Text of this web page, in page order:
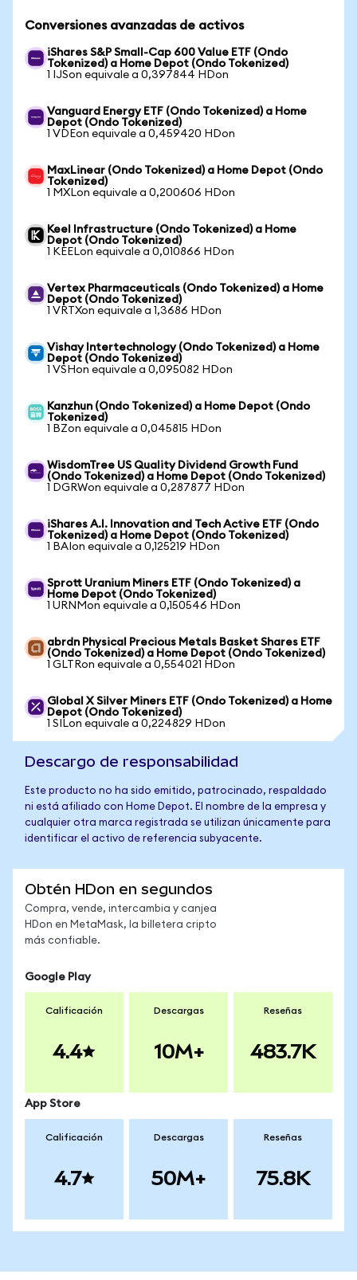
Conversiones avanzadas de activos
iShares S&P Small-Cap 600 Value ETF (Ondo
Tokenized) a Home Depot (Ondo Tokenized)
1 IJSon equivale a 0,397844 HDon
Vanguard Energy ETF (Ondo Tokenized) a Home
Depot (Ondo Tokenized)
1 VDEon equivale a 0,459420 HDon
MaxLinear (Ondo Tokenized) a Home Depot (Ondo
Tokenized)
1 MXLon equivale a 0,200606 HDon
Keel Infrastructure (Ondo Tokenized) a Home
Depot (Ondo Tokenized)
1 KEELon equivale a 0,010866 HDon
Vertex Pharmaceuticals (Ondo Tokenized) a Home
Depot (Ondo Tokenized)
1 VRTXon equivale a 1,3686 HDon
Vishay Intertechnology (Ondo Tokenized) a Home
Depot (Ondo Tokenized)
1 VSHon equivale a 0,095082 HDon
Kanzhun (Ondo Tokenized) a Home Depot (Ondo
Tokenized)
1 BZon equivale a 0,045815 HDon
WisdomTree US Quality Dividend Growth Fund
(Ondo Tokenized) a Home Depot (Ondo Tokenized)
1 DGRWon equivale a 0,287877 HDon
iShares A.I. Innovation and Tech Active ETF (Ondo
Tokenized) a Home Depot (Ondo Tokenized)
1 BAIon equivale a 0,125219 HDon
Sprott Uranium Miners ETF (Ondo Tokenized) a
Home Depot (Ondo Tokenized)
1 URNMon equivale a 0,150546 HDon
abrdn Physical Precious Metals Basket Shares ETF
(Ondo Tokenized) a Home Depot (Ondo Tokenized)
1 GLTRon equivale a 0,554021 HDon
Global X Silver Miners ETF (Ondo Tokenized) a Home
Depot (Ondo Tokenized)
1 SILon equivale a 0,224829 HDon
Descargo de responsabilidad
Este producto no ha sido emitido, patrocinado, respaldado
ni está afiliado con Home Depot. El nombre de la empresa y
cualquier otra marca registrada se utilizan únicamente para
identificar el activo de referencia subyacente.
Obtén HDon en segundos
Compra, vende, intercambia y canjea
HDon en MetaMask, la billetera cripto
más confiable.
Google Play
Calificación
4.4
Descargas
10M+
Reseñas
483.7K
App Store
Calificación
4.7
Descargas
50M+
Reseñas
75.8K